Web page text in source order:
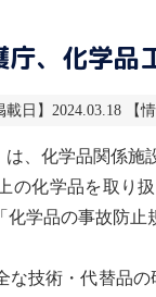
、化学品
載日】2024.03.18 【
は、化学品関係施
の化学品を取り
学品の事故防
な技術・代替品